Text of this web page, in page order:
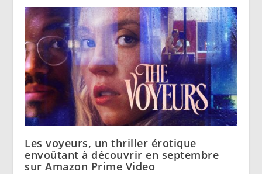
Les voyeurs, un thriller érotique
envoûtant à découvrir en septembre
sur Amazon Prime Video